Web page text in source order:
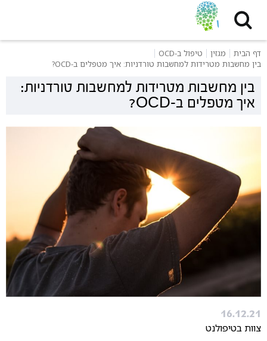
דף הבית מגזין
טיפול ב-OCD
בין מחשבות מטרידות למחשבות טורדניות: איך מטפלים ב-OCD?
בין מחשבות מטרידות למחשבות טורדניות:
איך מטפלים ב-OCD?
16.12.21
צוות בטיפולנט